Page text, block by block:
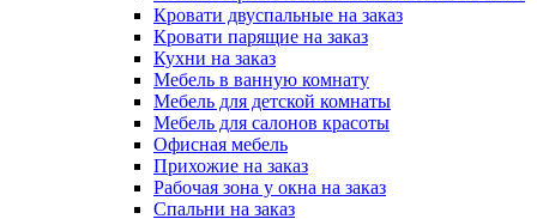
Кровати двуспальные на заказ
Кровати парящие на заказ
Кухни на заказ
Мебель в ванную комнату
Мебель для детской комнаты
Мебель для салонов красоты
Офисная мебель
Прихожие на заказ
Рабочая зона у окна на заказ
Спальни на заказ